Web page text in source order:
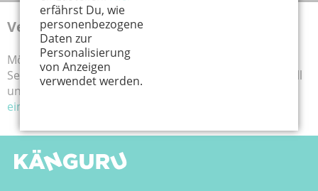
erfährst Du, wie
personenbezogene
Daten zur
Personalisierung
von Anzeigen
verwendet werden.
Altersfreigabe
Veranstaltung eintragen
Möchten Sie Ihre Veranstaltungshinweise auf unserer
Seite veröffentlichen? Schicken Sie uns die Infos schnell
und einfach über dieses Formular:
eintragen